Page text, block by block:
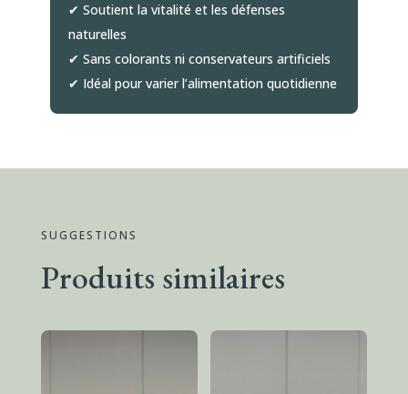
✔ Soutient la vitalité et les défenses
naturelles
✔ Sans colorants ni conservateurs artificiels
✔ Idéal pour varier l’alimentation quotidienne
SUGGESTIONS
Produits similaires